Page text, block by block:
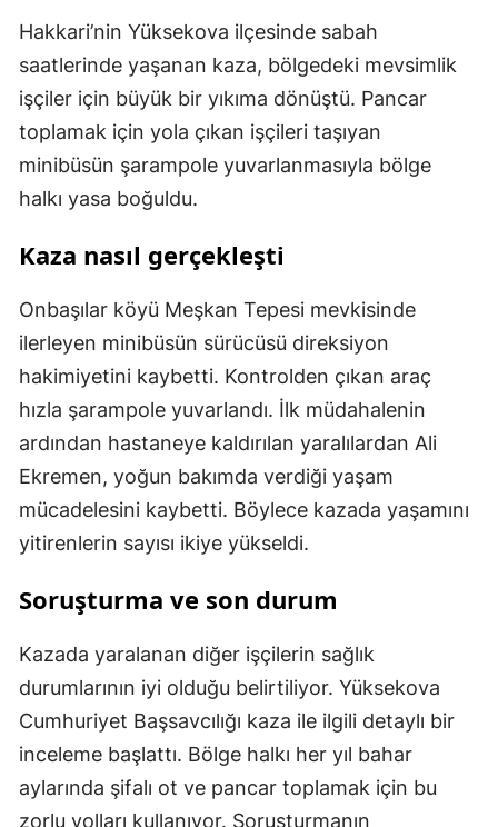
Hakkari’nin Yüksekova ilçesinde sabah
saatlerinde yaşanan kaza, bölgedeki mevsimlik
işçiler için büyük bir yıkıma dönüştü. Pancar
toplamak için yola çıkan işçileri taşıyan
minibüsün şarampole yuvarlanmasıyla bölge
halkı yasa boğuldu.
Kaza nasıl gerçekleşti
Onbaşılar köyü Meşkan Tepesi mevkisinde
ilerleyen minibüsün sürücüsü direksiyon
hakimiyetini kaybetti. Kontrolden çıkan araç
hızla şarampole yuvarlandı. İlk müdahalenin
ardından hastaneye kaldırılan yaralılardan Ali
Ekremen, yoğun bakımda verdiği yaşam
mücadelesini kaybetti. Böylece kazada yaşamını
yitirenlerin sayısı ikiye yükseldi.
Soruşturma ve son durum
Kazada yaralanan diğer işçilerin sağlık
durumlarının iyi olduğu belirtiliyor. Yüksekova
Cumhuriyet Başsavcılığı kaza ile ilgili detaylı bir
inceleme başlattı. Bölge halkı her yıl bahar
aylarında şifalı ot ve pancar toplamak için bu
zorlu yolları kullanıyor. Soruşturmanın